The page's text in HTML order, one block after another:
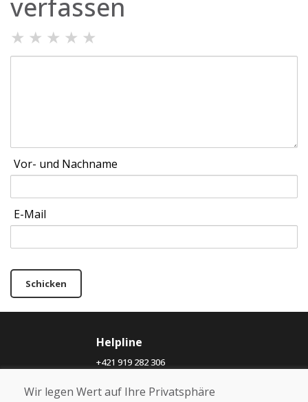
verfassen
★ ★ ★ ★ ★
Vor- und Nachname
E-Mail
Schicken
Helpline
+421 919 282 306
Wir legen Wert auf Ihre Privatsphäre